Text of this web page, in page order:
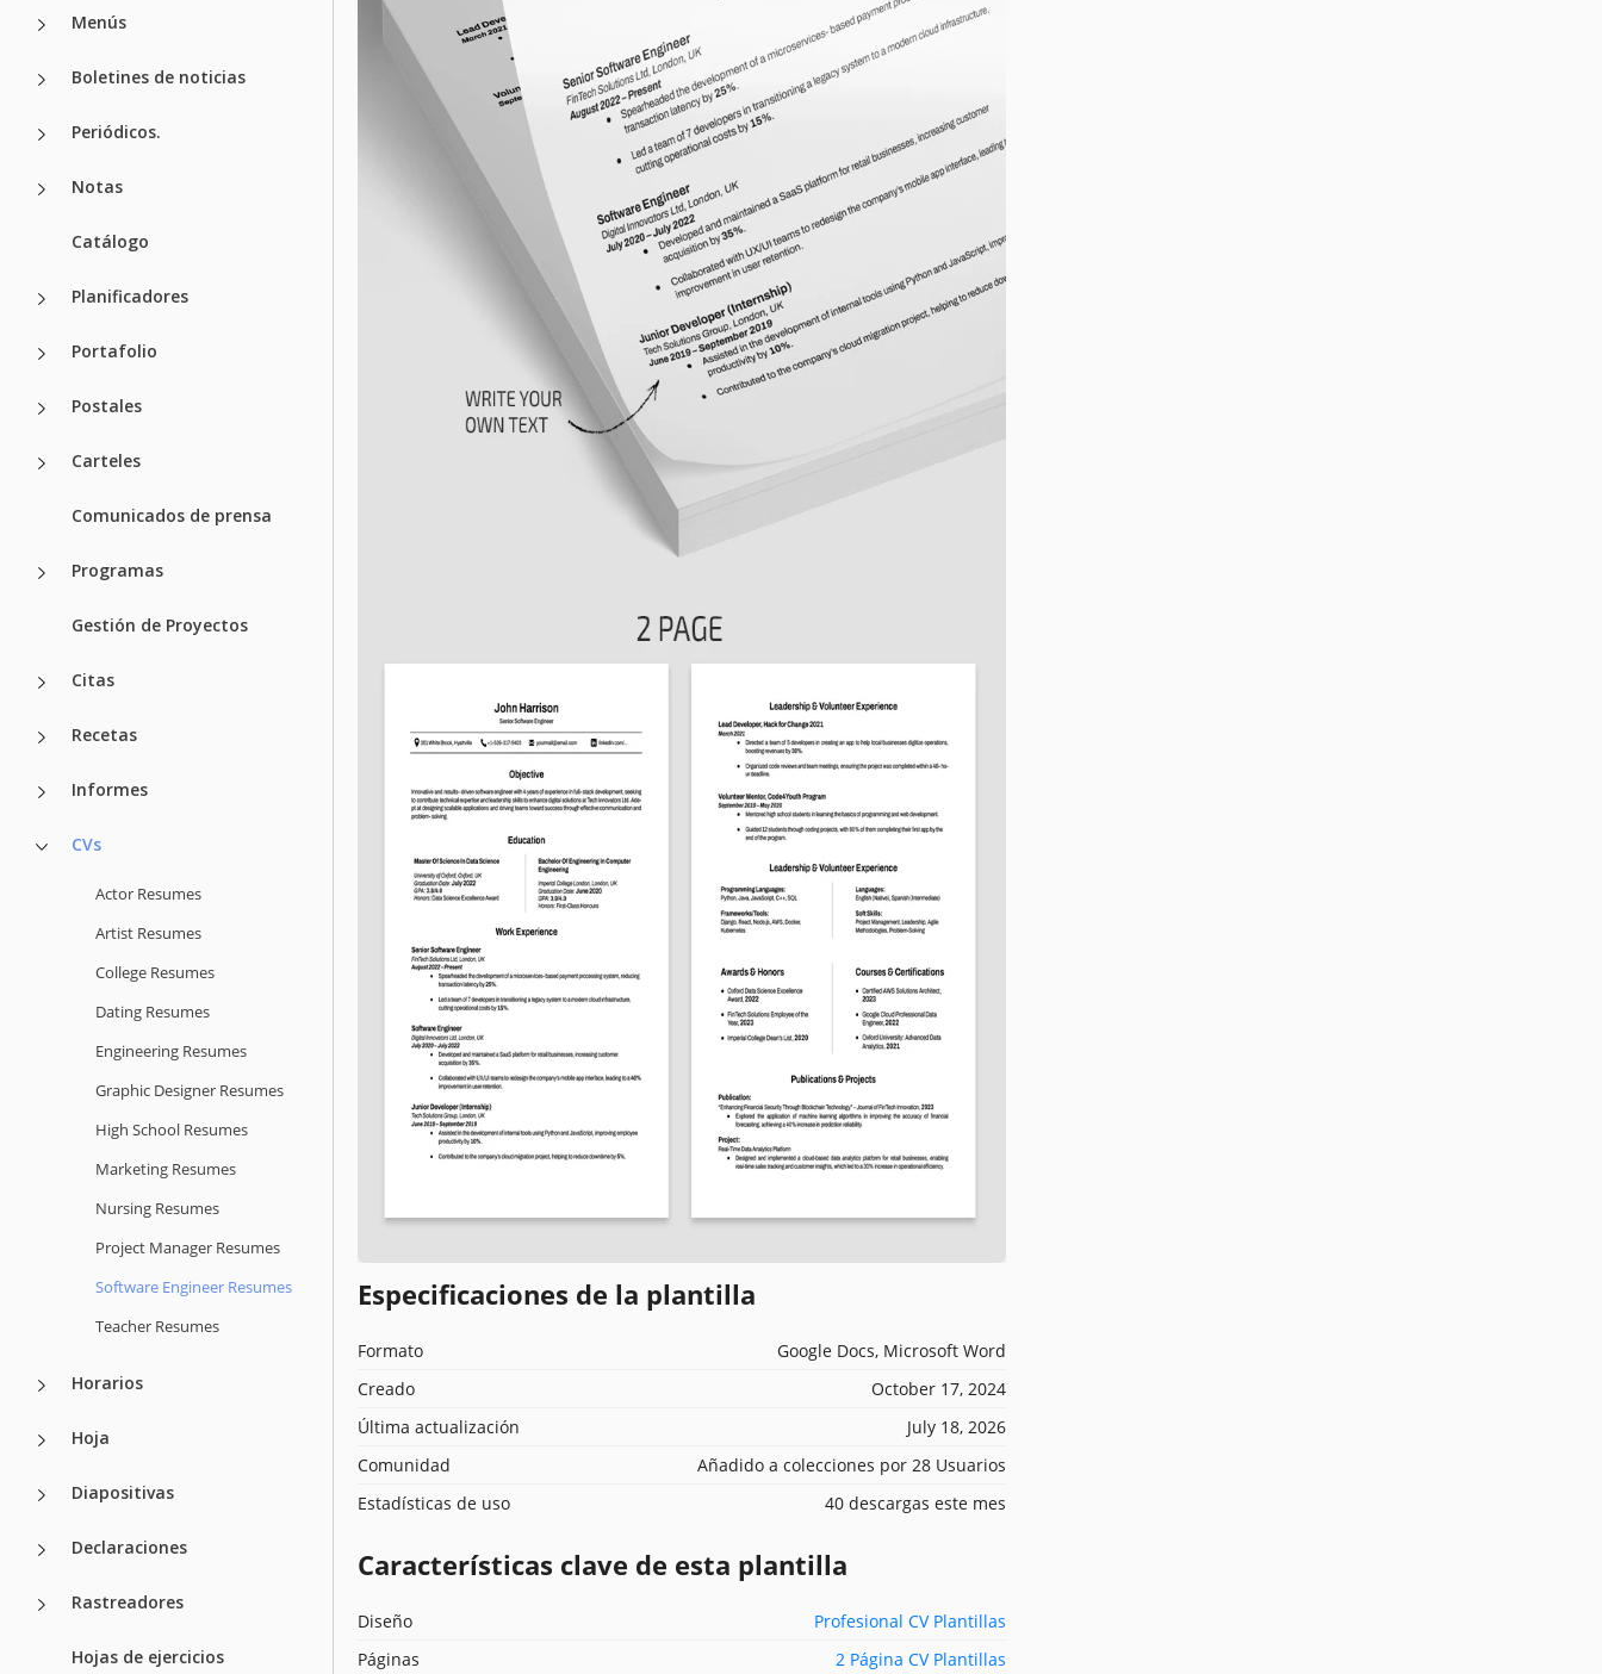
Menús
Boletines de noticias
Periódicos.
Notas
Catálogo
Planificadores
Portafolio
Postales
Carteles
Comunicados de prensa
Programas
Gestión de Proyectos
Citas
Recetas
Informes
CVs
Actor Resumes
Artist Resumes
College Resumes
Dating Resumes
Engineering Resumes
Graphic Designer Resumes
High School Resumes
Marketing Resumes
Nursing Resumes
Project Manager Resumes
Software Engineer Resumes
Teacher Resumes
Horarios
Hoja
Diapositivas
Declaraciones
Rastreadores
Hojas de ejercicios
Especificaciones de la plantilla
Formato
Google Docs, Microsoft Word
Creado
October 17, 2024
Última actualización
July 18, 2026
Comunidad
Añadido a colecciones por 28 Usuarios
Estadísticas de uso
40 descargas este mes
Características clave de esta plantilla
Diseño
Profesional CV Plantillas
Páginas
2 Página CV Plantillas